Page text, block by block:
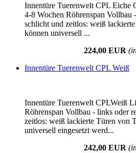
Innentüre Tuerenwelt CPL Eiche
4-8 Wochen Röhrenspan Vollbau
schlicht und zeitlos: weiß
können universell ...
224,00 EUR
Innentüre Tuerenwelt CPL Weiß
Innentüre Tuerenwelt CPLWeiß
Röhrenspan Vollbau - links oder
zeitlos: weiß lackierte Türen von
universell eingesetzt werd...
242,00 EUR